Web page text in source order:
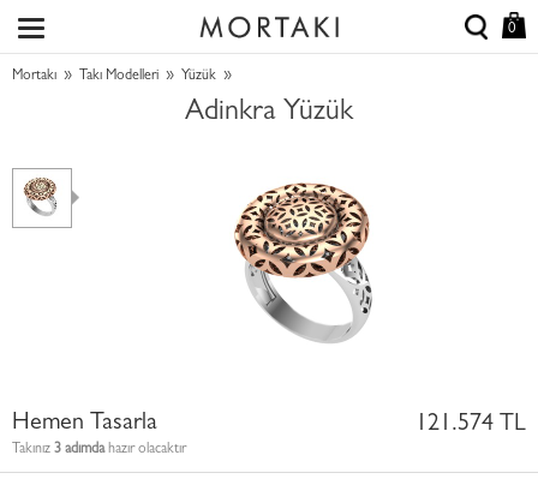
0
Mortakı » Takı Modelleri » Yüzük »
Adinkra Yüzük
Hemen Tasarla
Takınız 3 adımdahazır olacaktır
121.574 TL